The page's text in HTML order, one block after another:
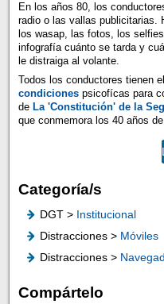
En los años 80, los
radio o las vallas publicitarias.
los wasap, las fotos, los
infografía cuánto se tarda y
le distraiga al volante.
Todos los conductores tienen el
condicionespsicofícas para
de La 'Constitución' de la
que conmemora los 40 años
Categoría/s
DGT > Institucional
Distracciones > Móviles
Distracciones >
Compártelo